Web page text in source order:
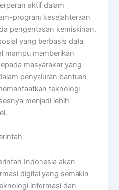
aktif dalam
program kesejahteraan
pengentasan kemiskinan.
yang berbasis data
mampu memberikan
masyarakat yang
penyaluran bantuan
teknologi
menjadi lebih
Indonesia akan
digital yang semakin
informasi dan